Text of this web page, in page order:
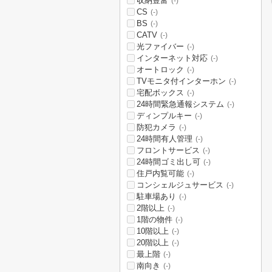
CS (-)
BS (-)
CATV (-)
光ファイバー (-)
インターネット対応 (-)
オートロック (-)
TVモニタ付インターホン (-)
宅配ボックス (-)
24時間緊急通報システム (-)
ディンプルキー (-)
防犯カメラ (-)
24時間有人管理 (-)
フロントサービス (-)
24時間ゴミ出し可 (-)
住戸内覧可能 (-)
コンシェルジュサービス (-)
駐車場あり (-)
2階以上 (-)
1階の物件 (-)
10階以上 (-)
20階以上 (-)
最上階 (-)
南向き (-)